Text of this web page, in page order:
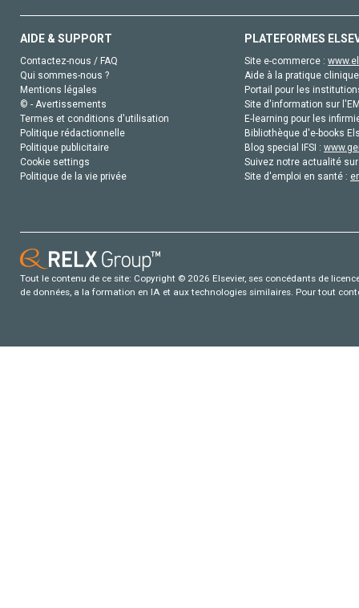
AIDE & SUPPORT
Contactez-nous / FAQ
Qui sommes-nous ?
Mentions légales
© - Avertissements
Termes et conditions d'utilisation
Politique rédactionnelle
Politique publicitaire
Cookie settings
Politique de la vie privée
PLATEFORMES
Site e-commerce :
Aide à la pratique
Portail pour les
Site d'information sur
E-learning pour les
Bibliothèque d'e-books
Blog special IFSI :
Suivez notre actualité
Site d'emploi en santé :
Tout le contenu de ce site: Copyright © 2026 Elsevier, ses concédants de
de données, a la formation en IA et aux technologies similaires. Pour tout